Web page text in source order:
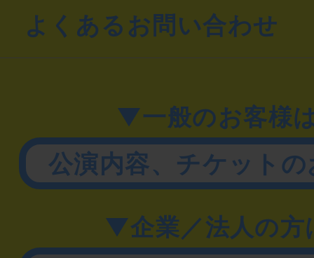
よくあるお問い合わせ
▼一般のお客様
公演内容、チケット
▼企業／法人の方